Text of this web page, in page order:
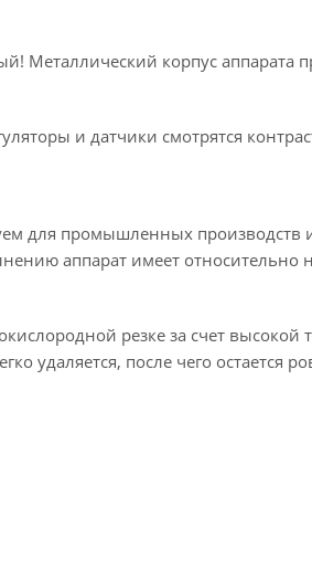
корпус аппарата
и датчики смотрятся
для промышленных
аппарат имеет
резке за счет
удаляется, после чего остается